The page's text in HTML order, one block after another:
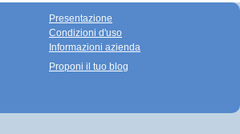
Presentazione
Condizioni d'uso
Informazioni azienda
Proponi il tuo blog